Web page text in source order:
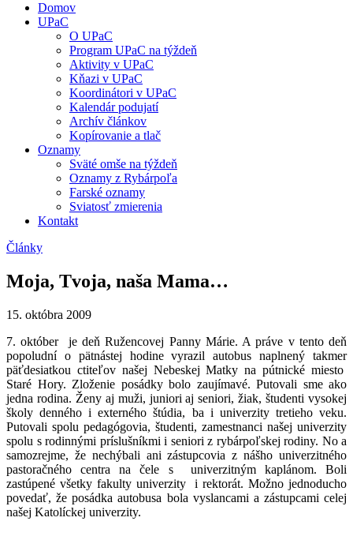
Domov
UPaC
O UPaC
Program UPaC na týždeň
Aktivity v UPaC
Kňazi v UPaC
Koordinátori v UPaC
Kalendár podujatí
Archív článkov
Kopírovanie a tlač
Oznamy
Sväté omše na týždeň
Oznamy z Rybárpoľa
Farské oznamy
Sviatosť zmierenia
Kontakt
Články
Moja, Tvoja, naša Mama…
15. októbra 2009
7. október je deň Ružencovej Panny Márie. A práve v tento deň
popoludní o pätnástej hodine vyrazil autobus naplnený takmer
päťdesiatkou ctiteľov našej Nebeskej Matky na pútnické miesto
Staré Hory. Zloženie posádky bolo zaujímavé. Putovali sme ako
jedna rodina. Ženy aj muži, juniori aj seniori, žiak, študenti vysokej
školy denného i externého štúdia, ba i univerzity tretieho veku.
Putovali spolu pedagógovia, študenti, zamestnanci našej univerzity
spolu s rodinnými príslušníkmi i seniori z rybárpoľskej rodiny. No a
samozrejme, že nechýbali ani zástupcovia z nášho univerzitného
pastoračného centra na čele s univerzitným kaplánom. Boli
zastúpené všetky fakulty univerzity i rektorát. Možno jednoducho
povedať, že posádka autobusa bola vyslancami a zástupcami celej
našej Katolíckej univerzity.